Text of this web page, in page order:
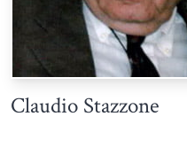
Claudio Stazzone